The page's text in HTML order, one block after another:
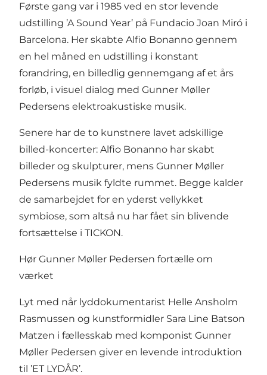
Første gang var i 1985 ved en stor levende
udstilling ’A Sound Year’ på Fundacio Joan Miró i
Barcelona. Her skabte Alfio Bonanno gennem
en hel måned en udstilling i konstant
forandring, en billedlig gennemgang af et års
forløb, i visuel dialog med Gunner Møller
Pedersens elektroakustiske musik.
Senere har de to kunstnere lavet adskillige
billed-koncerter: Alfio Bonanno har skabt
billeder og skulpturer, mens Gunner Møller
Pedersens musik fyldte rummet. Begge kalder
de samarbejdet for en yderst vellykket
symbiose, som altså nu har fået sin blivende
fortsættelse i TICKON.
Hør Gunner Møller Pedersen fortælle om
værket
Lyt med når lyddokumentarist Helle Ansholm
Rasmussen og kunstformidler Sara Line Batson
Matzen i fællesskab med komponist Gunner
Møller Pedersen giver en levende introduktion
til ’ET LYDÅR’.